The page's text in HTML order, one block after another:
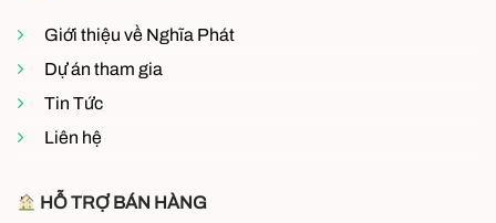
Giới thiệu về Nghĩa Phát
Dự án tham gia
Tin Tức
Liên hệ
HỖ TRỢ BÁN HÀNG